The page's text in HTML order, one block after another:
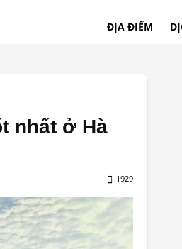
ĐỊA ĐIỂM
nhất ở Hà
1929